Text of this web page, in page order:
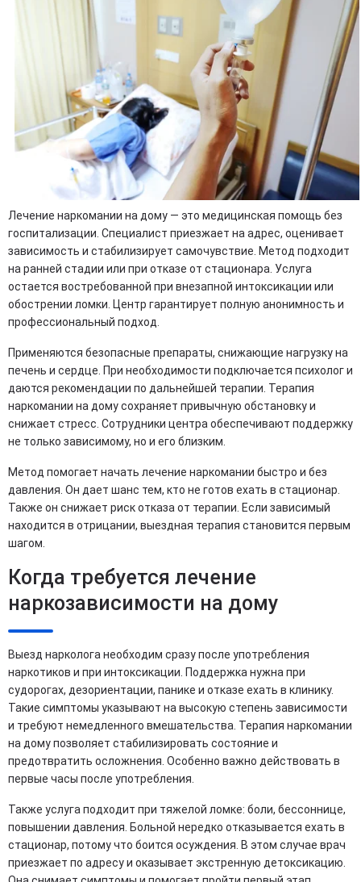
Лечение наркомании на дому — это медицинская помощь без
госпитализации. Специалист приезжает на адрес, оценивает
зависимость и стабилизирует самочувствие. Метод подходит
на ранней стадии или при отказе от стационара. Услуга
остается востребованной при внезапной интоксикации или
обострении ломки. Центр гарантирует полную анонимность и
профессиональный подход.
Применяются безопасные препараты, снижающие нагрузку на
печень и сердце. При необходимости подключается психолог и
даются рекомендации по дальнейшей терапии. Терапия
наркомании на дому сохраняет привычную обстановку и
снижает стресс. Сотрудники центра обеспечивают поддержку
не только зависимому, но и его близким.
Метод помогает начать лечение наркомании быстро и без
давления. Он дает шанс тем, кто не готов ехать в стационар.
Также он снижает риск отказа от терапии. Если зависимый
находится в отрицании, выездная терапия становится первым
шагом.
Когда требуется лечение
наркозависимости на дому
Выезд нарколога необходим сразу после употребления
наркотиков и при интоксикации. Поддержка нужна при
судорогах, дезориентации, панике и отказе ехать в клинику.
Такие симптомы указывают на высокую степень зависимости
и требуют немедленного вмешательства. Терапия наркомании
на дому позволяет стабилизировать состояние и
предотвратить осложнения. Особенно важно действовать в
первые часы после употребления.
Также услуга подходит при тяжелой ломке: боли, бессоннице,
повышении давления. Больной нередко отказывается ехать в
стационар, потому что боится осуждения. В этом случае врач
приезжает по адресу и оказывает экстренную детоксикацию.